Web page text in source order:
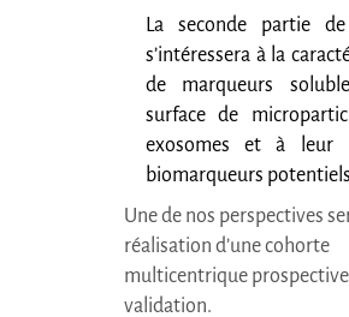
La seconde partie de
s’intéressera à la
de marqueurs
surface de
exosomes et à leur
biomarqueurs
Une de nos perspectives
réalisation d’une cohorte
multicentrique
validation.